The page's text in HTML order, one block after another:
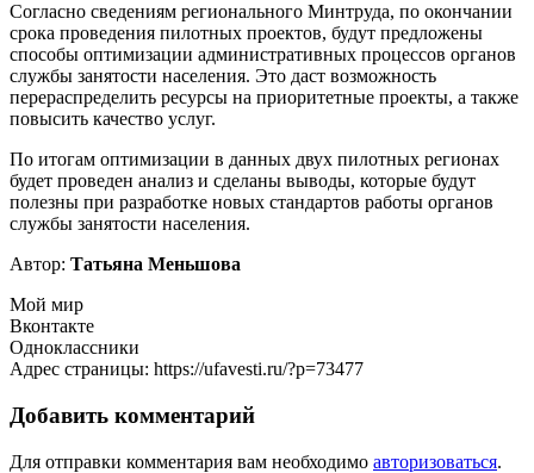
Согласно сведениям регионального Минтруда, по окончании
срока проведения пилотных проектов, будут предложены
способы оптимизации административных процессов органов
службы занятости населения. Это даст возможность
перераспределить ресурсы на приоритетные проекты, а также
повысить качество услуг.
По итогам оптимизации в данных двух пилотных регионах
будет проведен анализ и сделаны выводы, которые будут
полезны при разработке новых стандартов работы органов
службы занятости населения.
Автор: Татьяна Меньшова
Мой мир
Вконтакте
Одноклассники
Адрес страницы: https://ufavesti.ru/?p=73477
Добавить комментарий
Для отправки комментария вам необходимо авторизоваться.